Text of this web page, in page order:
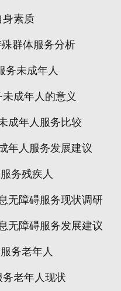
身素质
群体服务分析
务未成年人
成年人的意义
成年人服务比较
年人服务发展建议
务残疾人
无障碍服务现状调研
无障碍服务发展建议
务老年人
务老年人现状